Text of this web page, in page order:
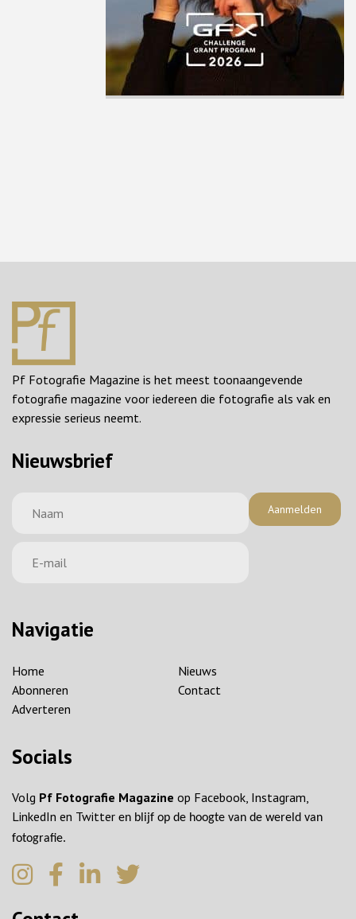
Pf Fotografie Magazine is het meest toonaangevende
fotografie magazine voor iedereen die fotografie als vak en
expressie serieus neemt.
Nieuwsbrief
Aanmelden
Navigatie
Home
Nieuws
Abonneren
Contact
Adverteren
Socials
Volg Pf Fotografie Magazine op Facebook, Instagram,
LinkedIn en Twitter en blijf op de hoogte van de wereld van
fotografie.